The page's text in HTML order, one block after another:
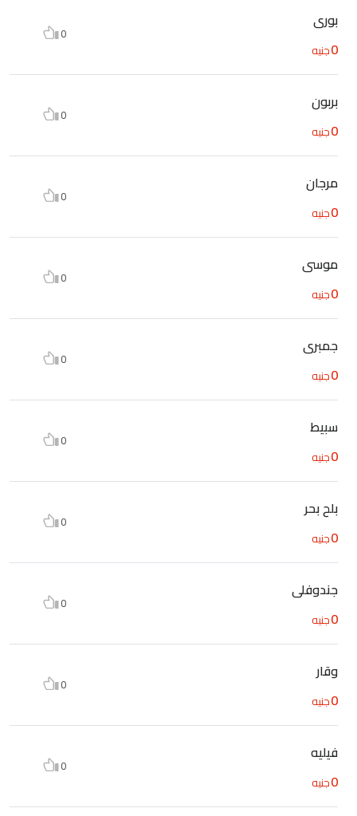
بورى
0جنيه
0
بربون
0جنيه
0
مرجان
0جنيه
0
موسى
0جنيه
0
جمبرى
0جنيه
0
سبيط
0جنيه
0
بلح بحر
0جنيه
0
جندوفلى
0جنيه
0
وقار
0جنيه
0
فيليه
0جنيه
0